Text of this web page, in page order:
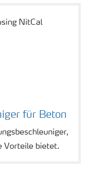
für Beton
Vorteile bietet.